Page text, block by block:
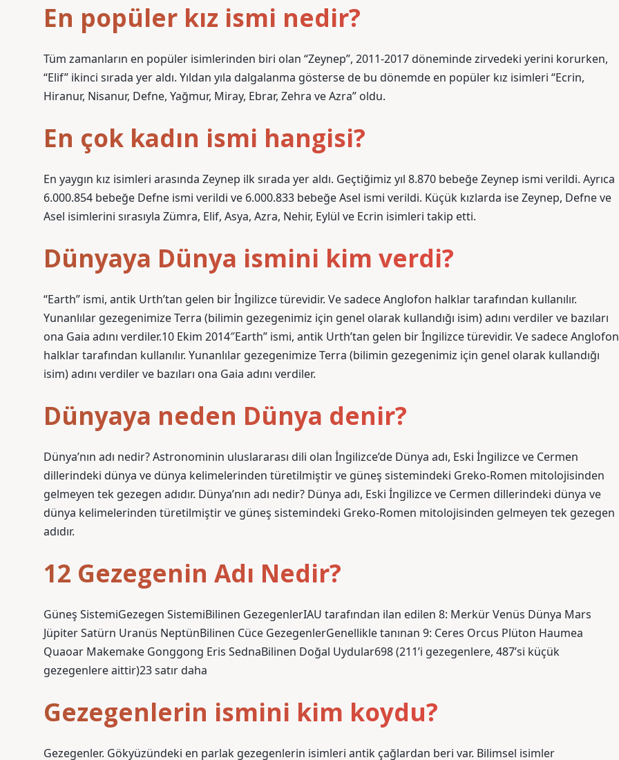
En popüler kız ismi nedir?
Tüm zamanların en popüler isimlerinden biri olan “Zeynep”, 2011-2017 döneminde zirvedeki yerini korurken,
“Elif” ikinci sırada yer aldı. Yıldan yıla dalgalanma gösterse de bu dönemde en popüler kız isimleri “Ecrin,
Hiranur, Nisanur, Defne, Yağmur, Miray, Ebrar, Zehra ve Azra” oldu.
En çok kadın ismi hangisi?
En yaygın kız isimleri arasında Zeynep ilk sırada yer aldı. Geçtiğimiz yıl 8.870 bebeğe Zeynep ismi verildi. Ayrıca
6.000.854 bebeğe Defne ismi verildi ve 6.000.833 bebeğe Asel ismi verildi. Küçük kızlarda ise Zeynep, Defne ve
Asel isimlerini sırasıyla Zümra, Elif, Asya, Azra, Nehir, Eylül ve Ecrin isimleri takip etti.
Dünyaya Dünya ismini kim verdi?
“Earth” ismi, antik Urth’tan gelen bir İngilizce türevidir. Ve sadece Anglofon halklar tarafından kullanılır.
Yunanlılar gezegenimize Terra (bilimin gezegenimiz için genel olarak kullandığı isim) adını verdiler ve bazıları
ona Gaia adını verdiler.10 Ekim 2014″Earth” ismi, antik Urth’tan gelen bir İngilizce türevidir. Ve sadece Anglofon
halklar tarafından kullanılır. Yunanlılar gezegenimize Terra (bilimin gezegenimiz için genel olarak kullandığı
isim) adını verdiler ve bazıları ona Gaia adını verdiler.
Dünyaya neden Dünya denir?
Dünya’nın adı nedir? Astronominin uluslararası dili olan İngilizce’de Dünya adı, Eski İngilizce ve Cermen
dillerindeki dünya ve dünya kelimelerinden türetilmiştir ve güneş sistemindeki Greko-Romen mitolojisinden
gelmeyen tek gezegen adıdır. Dünya’nın adı nedir? Dünya adı, Eski İngilizce ve Cermen dillerindeki dünya ve
dünya kelimelerinden türetilmiştir ve güneş sistemindeki Greko-Romen mitolojisinden gelmeyen tek gezegen
adıdır.
12 Gezegenin Adı Nedir?
Güneş SistemiGezegen SistemiBilinen GezegenlerIAU tarafından ilan edilen 8: Merkür Venüs Dünya Mars
Jüpiter Satürn Uranüs NeptünBilinen Cüce GezegenlerGenellikle tanınan 9: Ceres Orcus Plüton Haumea
Quaoar Makemake Gonggong Eris SednaBilinen Doğal Uydular698 (211’i gezegenlere, 487’si küçük
gezegenlere aittir)23 satır daha
Gezegenlerin ismini kim koydu?
Gezegenler. Gökyüzündeki en parlak gezegenlerin isimleri antik çağlardan beri var. Bilimsel isimler